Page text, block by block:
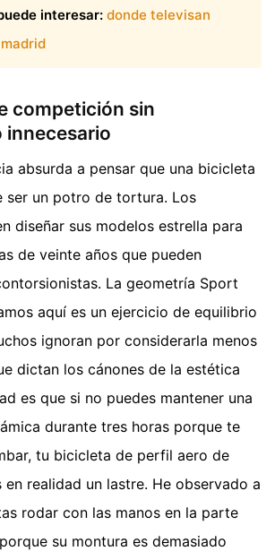
interesar: donde televisan
competición sin
innecesario
absurda a pensar que una bicicleta
ser un potro de tortura. Los
diseñar sus modelos estrella para
de veinte años que pueden
La geometría Sport
aquí es un ejercicio de equilibrio
ignoran por considerarla menos
dictan los cánones de la estética
es que si no puedes mantener una
durante tres horas porque te
tu bicicleta de perfil aero de
en realidad un lastre. He observado a
rodar con las manos en la parte
su montura es demasiado